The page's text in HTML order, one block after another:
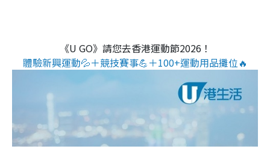
《U GO》請您去香港運動節2026！
體驗新興運動💦＋競技賽事💪＋100+運動用品攤位🔥